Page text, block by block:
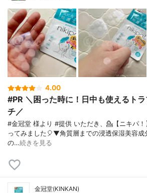
4.00
#PR ＼困った時に！日中も使えるト
チ／
⁡#金冠堂 様より #提供 いただき、💁【ニキパ
ってみました🎈⁡⁡⁡▼⁡角質層までの浸透保湿美容成
の…続きを見る
金冠堂(KINKAN)